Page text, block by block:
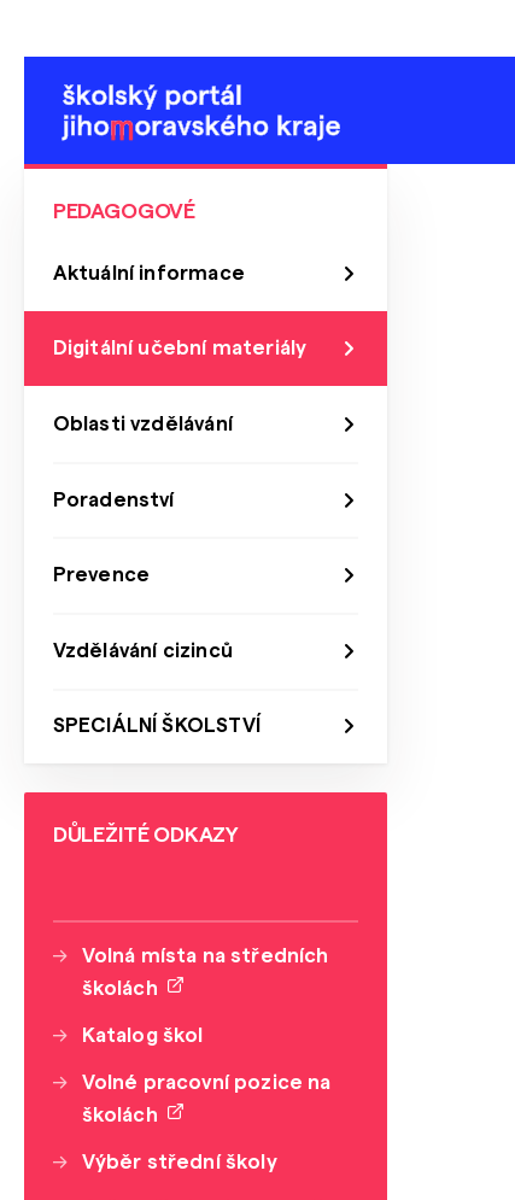
PEDAGOGOVÉ
Aktuální informace
Digitální učební materiály
Oblasti vzdělávání
Poradenství
Prevence
Vzdělávání cizinců
SPECIÁLNÍ ŠKOLSTVÍ
DŮLEŽITÉ ODKAZY
Volná místa na středních
školách
Katalog škol
Volné pracovní pozice na
školách
Výběr střední školy